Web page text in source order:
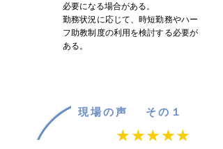
必要になる場合がある。
勤務状況に応じて、時短勤務やハー
フ助教制度の利用を検討する必要が
ある。
現場の声 その１
★★★★★